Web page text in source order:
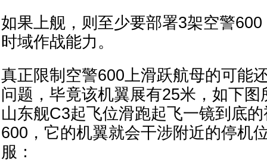
如果上舰，则至少要部署3架空警
时域作战能力。
真正限制空警600上滑跃航母的可能
问题，毕竟该机翼展有25米，如下
山东舰C3起飞位滑跑起飞一镜到底
600，它的机翼就会干涉附近的停机
服：